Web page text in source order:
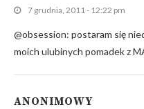
7 grudnia, 2011 - 12:22 pm
@obsession: postaram się
moich ulubinych pomadek z
ANONIMOWY